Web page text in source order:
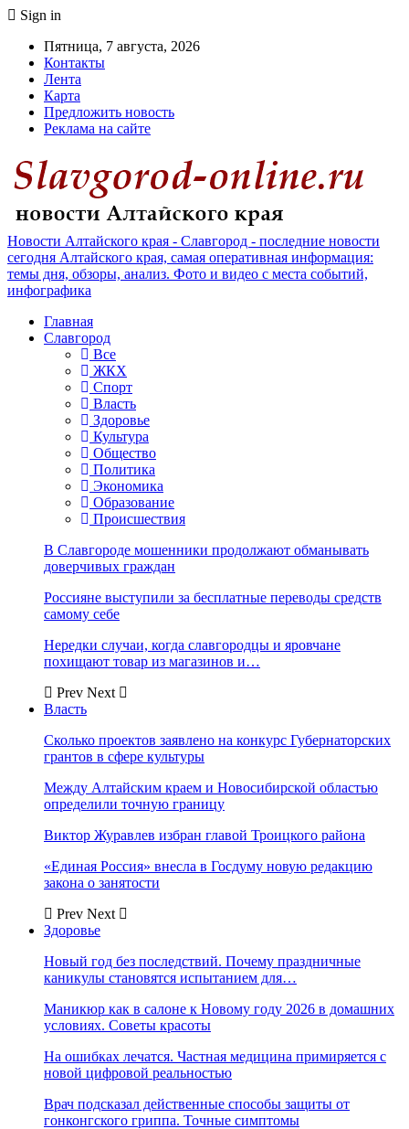
Sign in
Пятница, 7 августа, 2026
Контакты
Лента
Карта
Предложить новость
Реклама на сайте
Новости Алтайского края - Славгород - последние новости
сегодня Алтайского края, самая оперативная информация:
темы дня, обзоры, анализ. Фото и видео с места событий,
инфографика
Главная
Славгород
Все
ЖКХ
Спорт
Власть
Здоровье
Культура
Общество
Политика
Экономика
Образование
Происшествия
В Славгороде мошенники продолжают обманывать
доверчивых граждан
Россияне выступили за бесплатные переводы средств
самому себе
Нередки случаи, когда славгородцы и яровчане
похищают товар из магазинов и…
Prev Next
Власть
Сколько проектов заявлено на конкурс Губернаторских
грантов в сфере культуры
Между Алтайским краем и Новосибирской областью
определили точную границу
Виктор Журавлев избран главой Троицкого района
«Единая Россия» внесла в Госдуму новую редакцию
закона о занятости
Prev Next
Здоровье
Новый год без последствий. Почему праздничные
каникулы становятся испытанием для…
Маникюр как в салоне к Новому году 2026 в домашних
условиях. Советы красоты
На ошибках лечатся. Частная медицина примиряется с
новой цифровой реальностью
Врач подсказал действенные способы защиты от
гонконгского гриппа. Точные симптомы